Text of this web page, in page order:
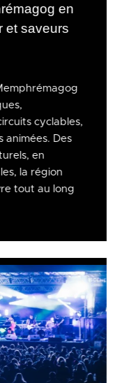
en
et saveurs
cyclables,
animées. Des
en
la région
tout au long